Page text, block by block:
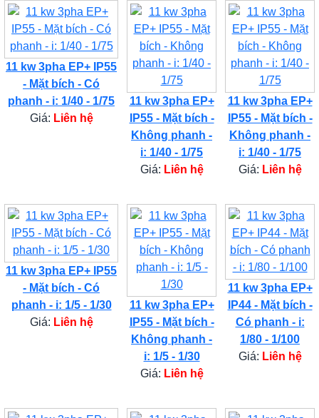
11 kw 3pha EP+ IP55
- Mặt bích - Có
phanh - i: 1/40 - 1/75
Giá: Liên hệ
11 kw 3pha EP+
IP55 - Mặt bích -
Không phanh -
i: 1/40 - 1/75
Giá: Liên hệ
11 kw 3pha EP+
IP55 - Mặt bích -
Không phanh -
i: 1/40 - 1/75
Giá: Liên hệ
11 kw 3pha EP+ IP55
- Mặt bích - Có
phanh - i: 1/5 - 1/30
Giá: Liên hệ
11 kw 3pha EP+
IP55 - Mặt bích -
Không phanh -
i: 1/5 - 1/30
Giá: Liên hệ
11 kw 3pha EP+
IP44 - Mặt bích -
Có phanh - i:
1/80 - 1/100
Giá: Liên hệ